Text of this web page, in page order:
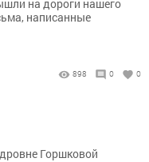
на дороги нашего
написанные
898 0 0
Горшковой